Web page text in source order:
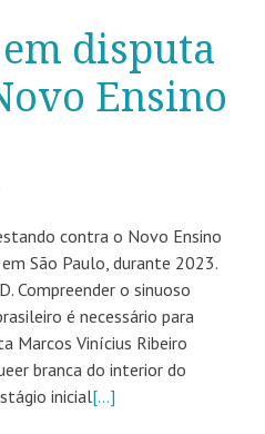
disputa
Ensino
contra o Novo Ensino
São Paulo, durante 2023.
Compreender o sinuoso
é necessário para
Marcos Vinícius Ribeiro
branca do interior do
inicial[…]